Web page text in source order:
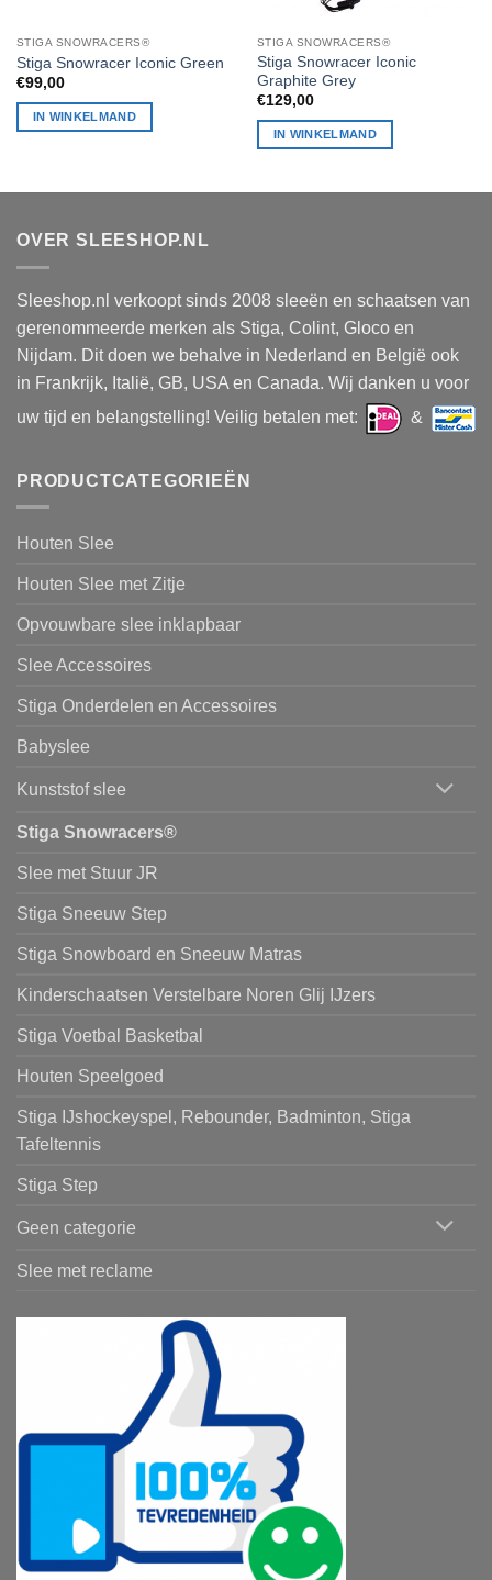
STIGA SNOWRACERS®
Stiga Snowracer Iconic Green
€99,00
IN WINKELMAND
STIGA SNOWRACERS®
Stiga Snowracer Iconic
Graphite Grey
€129,00
IN WINKELMAND
OVER SLEESHOP.NL
Sleeshop.nl verkoopt sinds 2008 sleeën en schaatsen van
gerenommeerde merken als Stiga, Colint, Gloco en
Nijdam. Dit doen we behalve in Nederland en België ook
in Frankrijk, Italië, GB, USA en Canada. Wij danken u voor
uw tijd en belangstelling! Veilig betalen met:
&
PRODUCTCATEGORIEËN
Houten Slee
Houten Slee met Zitje
Opvouwbare slee inklapbaar
Slee Accessoires
Stiga Onderdelen en Accessoires
Babyslee
Kunststof slee
Stiga Snowracers®
Slee met Stuur JR
Stiga Sneeuw Step
Stiga Snowboard en Sneeuw Matras
Kinderschaatsen Verstelbare Noren Glij IJzers
Stiga Voetbal Basketbal
Houten Speelgoed
Stiga IJshockeyspel, Rebounder, Badminton, Stiga
Tafeltennis
Stiga Step
Geen categorie
Slee met reclame